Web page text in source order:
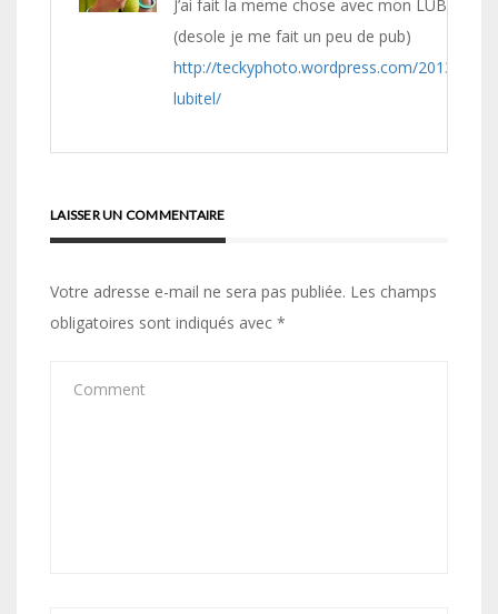
J’ai fait la meme chose avec mon LUBITEL :
(desole je me fait un peu de pub)
http://teckyphoto.wordpress.com/2013/12/
lubitel/
LAISSER UN COMMENTAIRE
Votre adresse e-mail ne sera pas publiée. Les champs
obligatoires sont indiqués avec *